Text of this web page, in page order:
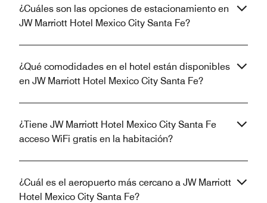
¿Cuáles son las opciones de estacionamiento en
JW Marriott Hotel Mexico City Santa Fe?
¿Qué comodidades en el hotel están disponibles
en JW Marriott Hotel Mexico City Santa Fe?
¿Tiene JW Marriott Hotel Mexico City Santa Fe
acceso WiFi gratis en la habitación?
¿Cuál es el aeropuerto más cercano a JW Marriott
Hotel Mexico City Santa Fe?